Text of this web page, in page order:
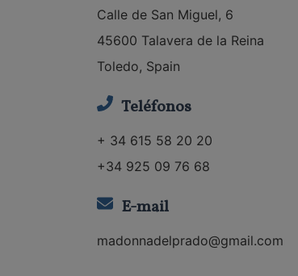
Calle de San Miguel, 6
45600 Talavera de la Reina
Toledo, Spain
Teléfonos
+ 34 615 58 20 20
+34 925 09 76 68
E-mail
madonnadelprado@gmail.com